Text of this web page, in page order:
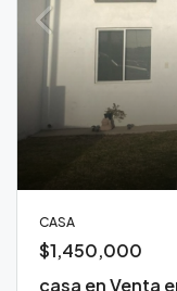
CASA
$1,450,000
casa en Venta